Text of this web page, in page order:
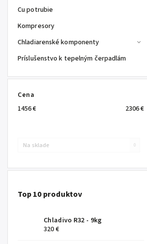
Cu potrubie
Kompresory
Chladiarenské komponenty
Príslušenstvo k tepelným čerpadlám
Cena
1456€ 2306€
Na sklade 0
Top 10 produktov
Chladivo R32 - 9kg
320 €